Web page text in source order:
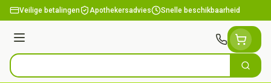
Ga naar de inhoud
Veilige betalingen Apothekersadvies Snelle beschikbaarheid
Menu
Product, merk, categorie... Zoek